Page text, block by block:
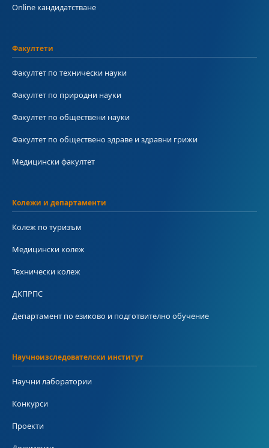
Online кандидатстване
Факултети
Факултет по технически науки
Факултет по природни науки
Факултет по обществени науки
Факултет по обществено здраве и здравни грижи
Медицински факултет
Колежи и департаменти
Колеж по туризъм
Медицински колеж
Технически колеж
ДКПРПС
Департамент по езиково и подготвително обучение
Научноизследователски институт
Научни лаборатории
Конкурси
Проекти